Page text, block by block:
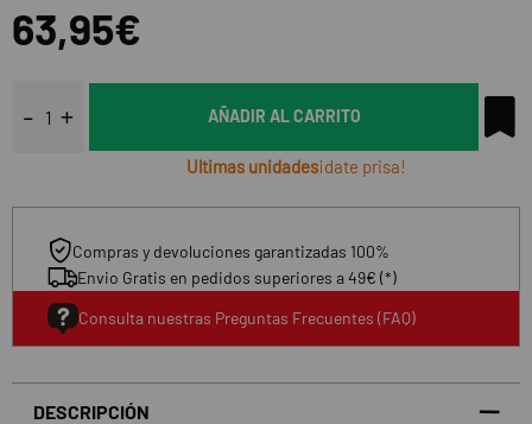
63,95€
AÑADIR AL CARRITO
Ultimas unidades¡date prisa!
Compras y devoluciones garantizadas 100%
Envio Gratis en pedidos superiores a 49€ (*)
Consulta nuestras Preguntas Frecuentes (FAQ)
DESCRIPCIÓN